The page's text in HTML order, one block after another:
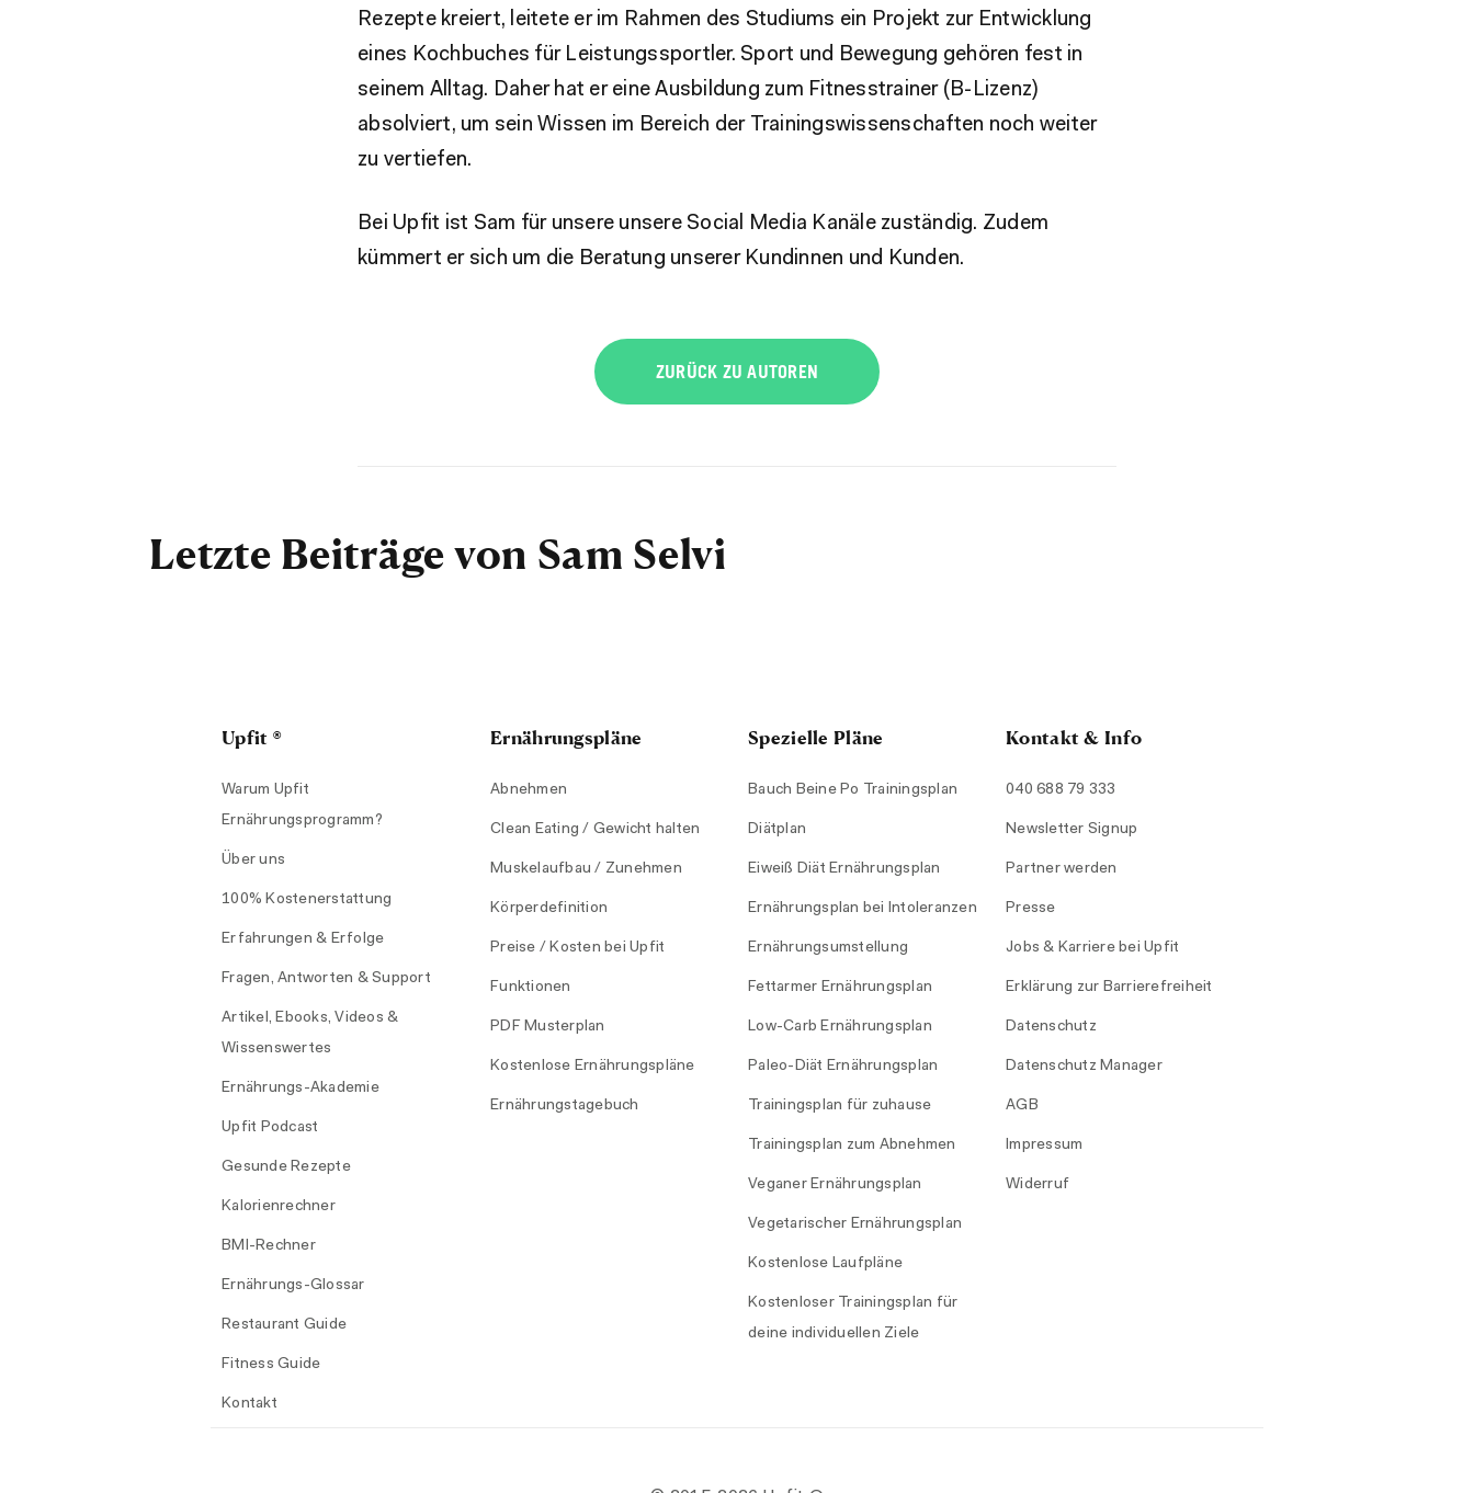
Rezepte kreiert, leitete er im Rahmen des Studiums ein Projekt zur Entwicklung
eines Kochbuches für Leistungssportler. Sport und Bewegung gehören fest in
seinem Alltag. Daher hat er eine Ausbildung zum Fitnesstrainer (B-Lizenz)
absolviert, um sein Wissen im Bereich der Trainingswissenschaften noch weiter
zu vertiefen.
Bei Upfit ist Sam für unsere unsere Social Media Kanäle zuständig. Zudem
kümmert er sich um die Beratung unserer Kundinnen und Kunden.
ZURÜCK ZU AUTOREN
Letzte Beiträge von Sam Selvi
Upfit ®
Warum Upfit
Ernährungsprogramm?
Über uns
100% Kostenerstattung
Erfahrungen & Erfolge
Fragen, Antworten & Support
Artikel, Ebooks, Videos &
Wissenswertes
Ernährungs-Akademie
Upfit Podcast
Gesunde Rezepte
Kalorienrechner
BMI-Rechner
Ernährungs-Glossar
Restaurant Guide
Fitness Guide
Kontakt
Ernährungspläne
Abnehmen
Clean Eating / Gewicht halten
Muskelaufbau / Zunehmen
Körperdefinition
Preise / Kosten bei Upfit
Funktionen
PDF Musterplan
Kostenlose Ernährungspläne
Ernährungstagebuch
Spezielle Pläne
Bauch Beine Po Trainingsplan
Diätplan
Eiweiß Diät Ernährungsplan
Ernährungsplan bei Intoleranzen
Ernährungsumstellung
Fettarmer Ernährungsplan
Low-Carb Ernährungsplan
Paleo-Diät Ernährungsplan
Trainingsplan für zuhause
Trainingsplan zum Abnehmen
Veganer Ernährungsplan
Vegetarischer Ernährungsplan
Kostenlose Laufpläne
Kostenloser Trainingsplan für
deine individuellen Ziele
Kontakt & Info
040 688 79 333
Newsletter Signup
Partner werden
Presse
Jobs & Karriere bei Upfit
Erklärung zur Barrierefreiheit
Datenschutz
Datenschutz Manager
AGB
Impressum
Widerruf